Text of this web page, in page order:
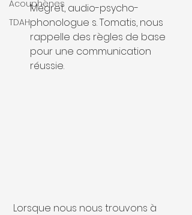
Acouphènes
TDAH
Mégret, audio-psycho-
phonologue s. Tomatis, nous
rappelle des règles de base
pour une communication
réussie.